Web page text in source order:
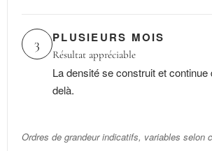
3 PLUSIEURS MOIS
Résultat appréciable
La densité se construit et continue
delà.
Ordres de grandeur indicatifs, variables selon